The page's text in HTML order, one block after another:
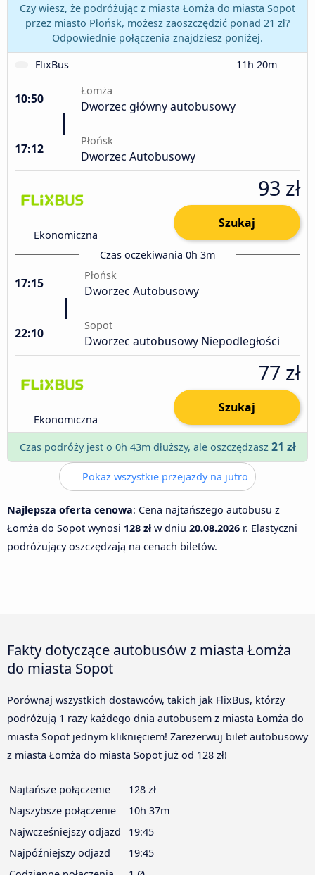
Czy wiesz, że podróżując z miasta Łomża do miasta Sopot
przez miasto Płońsk, możesz zaoszczędzić ponad 21 zł?
Odpowiednie połączenia znajdziesz poniżej.
FlixBus
11h 20m
10:50
Łomża
Dworzec główny autobusowy
17:12
Płońsk
Dworzec Autobusowy
Ekonomiczna
93 zł
Szukaj
Czas oczekiwania 0h 3m
17:15
Płońsk
Dworzec Autobusowy
22:10
Sopot
Dworzec autobusowy Niepodległości
Ekonomiczna
77 zł
Szukaj
Czas podróży jest o 0h 43m dłuższy, ale oszczędzasz 21 zł
Pokaż wszystkie przejazdy na jutro
Najlepsza oferta cenowa: Cena najtańszego autobusu z
Łomża do Sopot wynosi 128 złw dniu 20.08.2026 r. Elastyczni
podróżujący oszczędzają na cenach biletów.
Fakty dotyczące autobusów z miasta Łomża
do miasta Sopot
Porównaj wszystkich dostawców, takich jak FlixBus, którzy
podróżują 1 razy każdego dnia autobusem z miasta Łomża do
miasta Sopot jednym kliknięciem! Zarezerwuj bilet autobusowy
z miasta Łomża do miasta Sopot już od 128 zł!
Najtańsze połączenie
128 zł
Najszybsze połączenie
10h 37m
Najwcześniejszy odjazd
19:45
Najpóźniejszy odjazd
19:45